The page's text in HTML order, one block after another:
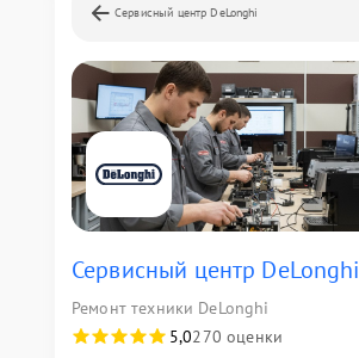
Сервисный центр DeLonghi
Сервисный центр DeLonghi
Ремонт техники DeLonghi
5,0270 оценки